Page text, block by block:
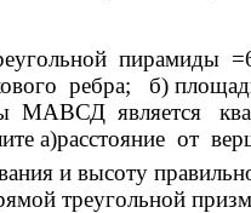
пирамиды
ребра; б)
МАВСД является
а)расстояние от
и высоту
треугольной